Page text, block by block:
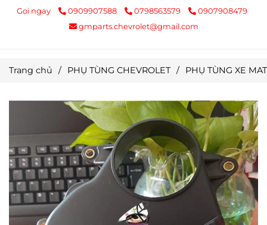
Gọi ngay 0909907588 0798563579
0907908479
gmparts.chevrolet@gmail.com
Trang chủ / PHỤ TÙNG CHEVROLET / PHỤ TÙNG XE